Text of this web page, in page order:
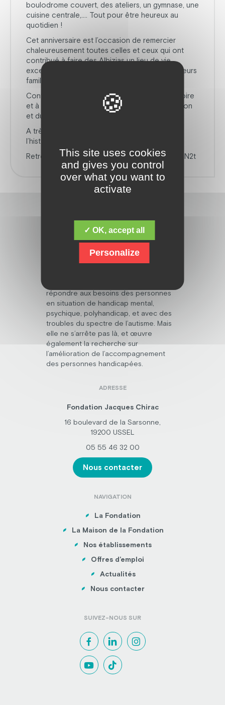
boulodrome couvert, des ateliers, un gymnase, une
cuisine centrale,…. Tout pour être heureux au
quotidien !
Cet anniversaire est l’occasion de remercier
chaleureusement toutes celles et ceux qui ont
contribué à faire des Albizias un lieu de vie
exceptionnel au fil des années : les résidants, leurs
familles, le personnel, et tous les partenaires.
Continuons ensemble à écrire cette belle histoire
et à soutenir les initiatives en faveur de l’inclusion
et du bien-être.
A très vite pour de prochains épisodes sur
l’histoire des Albizias…
Retrouvez la vidéo juste ici : https://bit.ly/3KgMN2t
répondre aux besoins des personnes
en situation de handicap mental,
psychique, polyhandicap, et avec des
troubles du spectre de l’autisme. Mais
elle ne s’arrête pas là, et œuvre
également la recherche sur
l’amélioration de l’accompagnement
des personnes handicapées.
ADRESSE
Fondation Jacques Chirac
16 boulevard de la Sarsonne,
19200 USSEL
05 55 46 32 00
Nous contacter
NAVIGATION
La Fondation
La Maison de la Fondation
Nos établissements
Offres d’emploi
Actualités
Nous contacter
SUIVEZ-NOUS SUR
This site uses cookies
and gives you control
over what you want to
activate
✓ OK, accept all
Personalize